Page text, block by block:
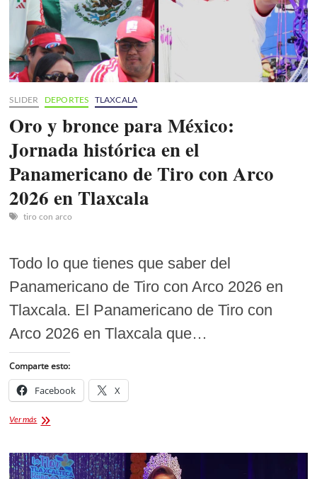
y
fecha
del
show
SLIDER DEPORTES TLAXCALA
Oro y bronce para México:
Jornada histórica en el
Panamericano de Tiro con Arco
2026 en Tlaxcala
tiro con arco
Todo lo que tienes que saber del
Panamericano de Tiro con Arco 2026 en
Tlaxcala. El Panamericano de Tiro con
Arco 2026 en Tlaxcala que…
Comparte esto:
Facebook X
Ver másOro
para
México: